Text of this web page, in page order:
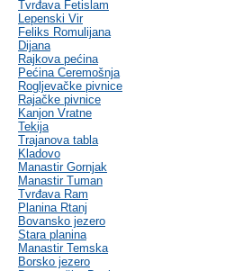
Tvrđava Fetislam
Lepenski Vir
Feliks Romulijana
Dijana
Rajkova pećina
Pećina Ceremošnja
Rogljevačke pivnice
Rajačke pivnice
Kanjon Vratne
Tekija
Trajanova tabla
Kladovo
Manastir Gornjak
Manastir Tuman
Tvrđava Ram
Planina Rtanj
Bovansko jezero
Stara planina
Manastir Temska
Borsko jezero